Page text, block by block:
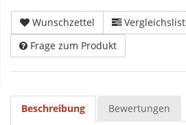
Wunschzettel
Frage zum Produkt
Beschreibung Bewertungen